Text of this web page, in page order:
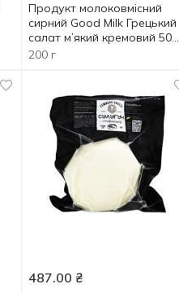
Продукт молоковмісний
сирний Good Milk Грецький
салат м’який кремовий 50%
200г
200 г
487.00 ₴